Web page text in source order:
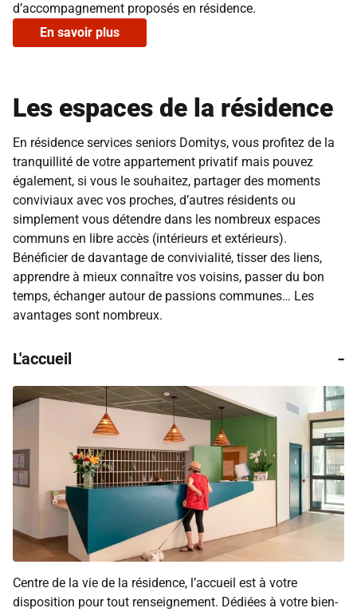
d’accompagnement proposés en résidence.
En savoir plus
Les espaces de la résidence
En résidence services seniors Domitys, vous profitez de la
tranquillité de votre appartement privatif mais pouvez
également, si vous le souhaitez, partager des moments
conviviaux avec vos proches, d’autres résidents ou
simplement vous détendre dans les nombreux espaces
communs en libre accès (intérieurs et extérieurs).
Bénéficier de davantage de convivialité, tisser des liens,
apprendre à mieux connaître vos voisins, passer du bon
temps, échanger autour de passions communes… Les
avantages sont nombreux.
L'accueil -
Centre de la vie de la résidence, l’accueil est à votre
disposition pour tout renseignement. Dédiées à votre bien-